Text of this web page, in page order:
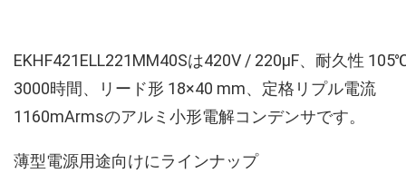
EKHF421ELL221MM40Sは420V / 220µF、耐久性
3000時間、リード形 18×40 mm、定格リプル電流
1160mArmsのアルミ小形電解コンデンサです。
薄型電源用途向けにラインナップ